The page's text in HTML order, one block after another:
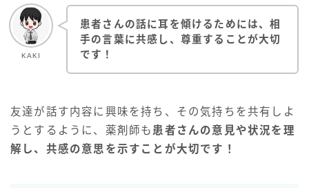
KAKI
患者さんの話に耳を傾けるためには、相
手の言葉に共感し、尊重することが大切
です！
友達が話す内容に興味を持ち、その気持ちを共有しよ
うとするように、薬剤師も 患者さんの意見や状況を理
解し、共感の意思を示すことが大切です！